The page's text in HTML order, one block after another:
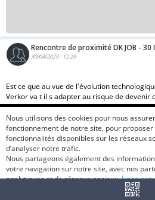
Rencontre de proximité DK JOB - 30
30/04/2025 - 12:29
Est ce que au vue de l'évolution
Verkor va t il s adapter au risque de devenir
des panneaux solaires ?
La technologie actuelle Li-Ion donne des
Le partage entre les chimie NMC et LFP/
d'après les projections à 2032. VERKOR
les technologies qui suivront.
Nous utilisons des cookies pour nous
fonctionnement de notre site, pour proposer
fonctionnalités disponibles sur les réseaux
d’analyser notre trafic.
Nous partageons également des
votre navigation sur notre site, avec nos
analytiques et de réseaux sociaux.Lisez